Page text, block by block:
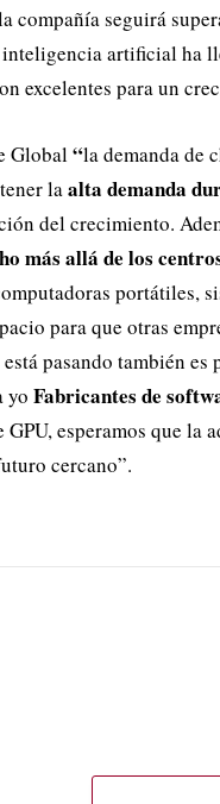
compañía seguirá
artificial ha
excelentes para un
Global“la demanda de
laalta demanda
del crecimiento.
más allá de los
portátiles,
para que otras
pasando también es
yo Fabricantes de
esperamos que la
cercano”.